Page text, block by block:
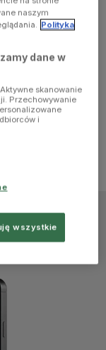
naszym
Polityka
dane w
skanowanie
Przechowywanie
i
wszystkie